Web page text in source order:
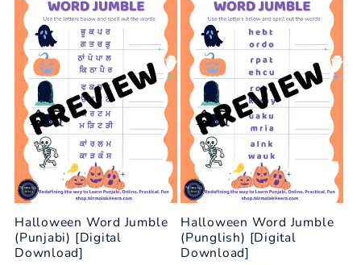
Halloween Word Jumble
(Punjabi) [Digital
Download]
Halloween Word Jumble
(Punglish) [Digital
Download]